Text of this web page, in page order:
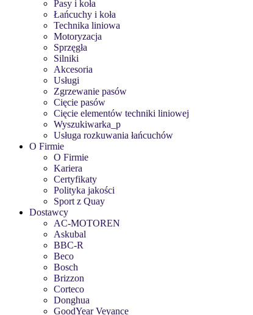
Pasy i koła
Łańcuchy i koła
Technika liniowa
Motoryzacja
Sprzęgła
Silniki
Akcesoria
Usługi
Zgrzewanie pasów
Cięcie pasów
Cięcie elementów techniki liniowej
Wyszukiwarka_p
Usługa rozkuwania łańcuchów
O Firmie
O Firmie
Kariera
Certyfikaty
Polityka jakości
Sport z Quay
Dostawcy
AC-MOTOREN
Askubal
BBC-R
Beco
Bosch
Brizzon
Corteco
Donghua
GoodYear Veyance